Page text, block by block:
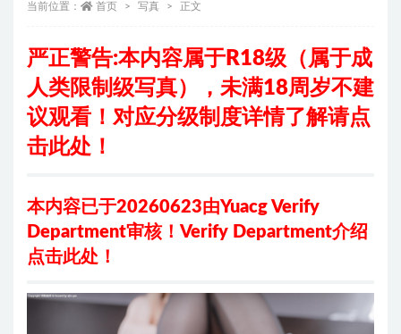
当前位置： 首页 写真 正文
严正警告:本内容属于R18级 （属于成
人类限制级写真）， 未满18周岁不建
议观看！对应分级制度详情了解请点
击此处 ！
本内容已于20260623由Yuacg Verify
Department审核！ Verify Department介绍
点击此处 ！